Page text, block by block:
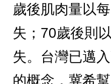
歲後肌肉量以
失；70歲後則
失。台灣已邁
的概念，冀希